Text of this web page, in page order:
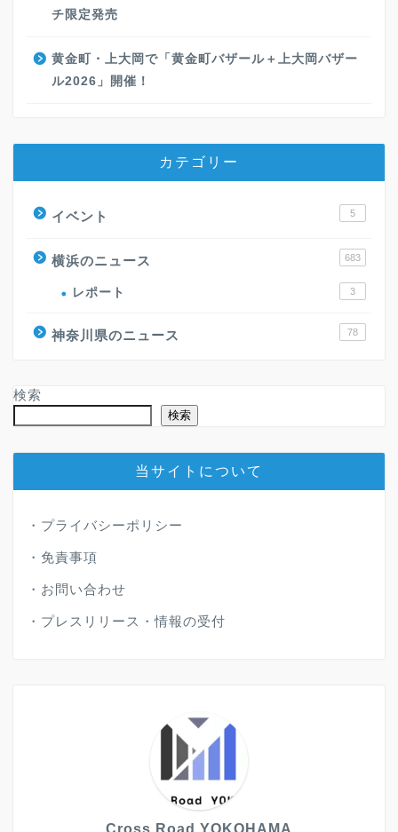
チ限定発売
黄金町・上大岡で「黄金町バザール＋上大岡バザー
ル2026」開催！
カテゴリー
イベント 5
横浜のニュース 683
レポート 3
神奈川県のニュース 78
検索
検索
当サイトについて
・ プライバシーポリシー
・ 免責事項
・ お問い合わせ
・ プレスリリース・情報の受付
Cross Road YOKOHAMA